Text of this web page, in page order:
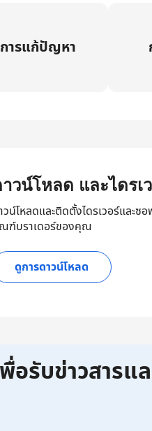
ารแก้ปัญหา
วน์โหลด และไดรเ
วน์โหลดและติดตั้งไดรเวอร์และ
ฑ์บราเดอร์ของคุณ
ดูการดาวน์โหลด
พื่อรับข่าวสารแ